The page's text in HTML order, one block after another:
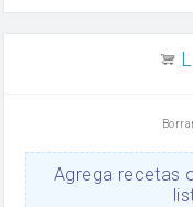
arroz
Ajos
Levadura
Agrega recetas